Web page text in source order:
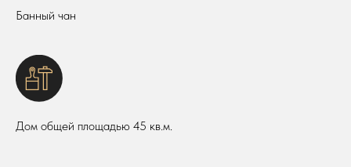
Банный чан
Дом общей площадью 45 кв.м.